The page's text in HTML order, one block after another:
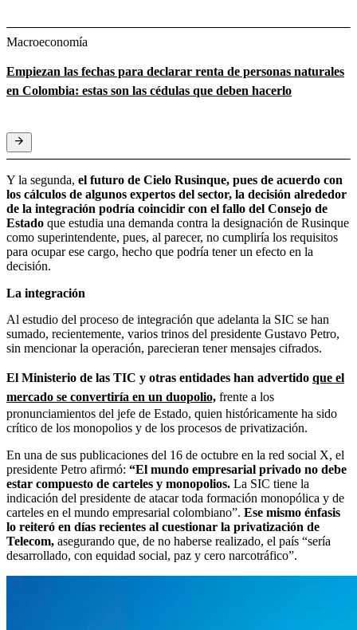
Macroeconomía
Empiezan las fechas para declarar renta de personas naturales
en Colombia: estas son las cédulas que deben hacerlo
Y la segunda, el futuro de Cielo Rusinque, pues de acuerdo con
los cálculos de algunos expertos del sector, la decisión alrededor
de la integración podría coincidir con el fallo del Consejo de
Estado que estudia una demanda contra la designación de Rusinque
como superintendente, pues, al parecer, no cumpliría los requisitos
para ocupar ese cargo, hecho que podría tener un efecto en la
decisión.
La integración
Al estudio del proceso de integración que adelanta la SIC se han
sumado, recientemente, varios trinos del presidente Gustavo Petro,
sin mencionar la operación, parecieran tener mensajes cifrados.
El Ministerio de las TIC y otras entidades han advertido que el
mercado se convertiría en un duopolio, frente a los
pronunciamientos del jefe de Estado, quien históricamente ha sido
crítico de los monopolios y de los procesos de privatización.
En una de sus publicaciones del 16 de octubre en la red social X, el
presidente Petro afirmó: “El mundo empresarial privado no debe
estar compuesto de carteles y monopolios. La SIC tiene la
indicación del presidente de atacar toda formación monopólica y de
carteles en el mundo empresarial colombiano”. Ese mismo énfasis
lo reiteró en días recientes al cuestionar la privatización de
Telecom, asegurando que, de no haberse realizado, el país “sería
desarrollado, con equidad social, paz y cero narcotráfico”.